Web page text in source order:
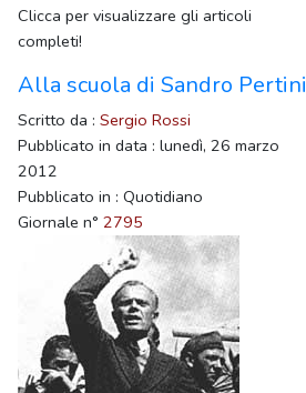
Clicca per visualizzare gli articoli
completi!
Alla scuola di Sandro Pertini
Scritto da : Sergio Rossi
Pubblicato in data : lunedì, 26 marzo
2012
Pubblicato in : Quotidiano
Giornale n° 2795